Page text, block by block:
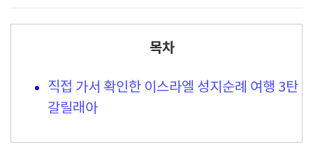
목차
직접 가서 확인한 이스라엘 성지순례 여행 3탄
갈릴래아